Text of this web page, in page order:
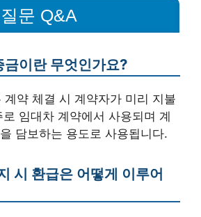
문 Q&A
금이란 무엇인가요?
계약 체결 시 계약자가 미리 지불
임대차 계약에서 사용되며 계
담보하는 용도로 사용됩니다.
시 환급은 어떻게 이루어